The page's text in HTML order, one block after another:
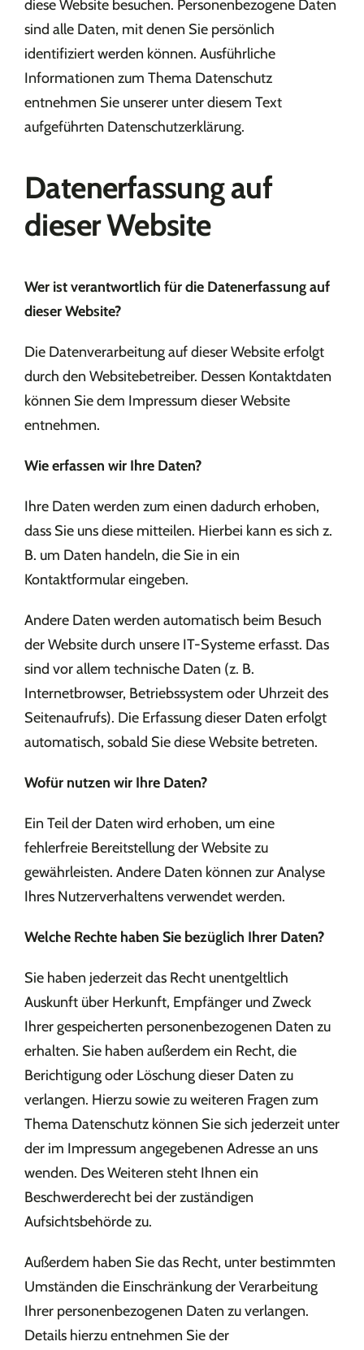
diese Website besuchen. Personenbezogene Daten
sind alle Daten, mit denen Sie persönlich
identifiziert werden können. Ausführliche
Informationen zum Thema Datenschutz
entnehmen Sie unserer unter diesem Text
aufgeführten Datenschutzerklärung.
Datenerfassung auf
dieser Website
Wer ist verantwortlich für die Datenerfassung auf
dieser Website?
Die Datenverarbeitung auf dieser Website erfolgt
durch den Websitebetreiber. Dessen Kontaktdaten
können Sie dem Impressum dieser Website
entnehmen.
Wie erfassen wir Ihre Daten?
Ihre Daten werden zum einen dadurch erhoben,
dass Sie uns diese mitteilen. Hierbei kann es sich z.
B. um Daten handeln, die Sie in ein
Kontaktformular eingeben.
Andere Daten werden automatisch beim Besuch
der Website durch unsere IT-Systeme erfasst. Das
sind vor allem technische Daten (z. B.
Internetbrowser, Betriebssystem oder Uhrzeit des
Seitenaufrufs). Die Erfassung dieser Daten erfolgt
automatisch, sobald Sie diese Website betreten.
Wofür nutzen wir Ihre Daten?
Ein Teil der Daten wird erhoben, um eine
fehlerfreie Bereitstellung der Website zu
gewährleisten. Andere Daten können zur Analyse
Ihres Nutzerverhaltens verwendet werden.
Welche Rechte haben Sie bezüglich Ihrer Daten?
Sie haben jederzeit das Recht unentgeltlich
Auskunft über Herkunft, Empfänger und Zweck
Ihrer gespeicherten personenbezogenen Daten zu
erhalten. Sie haben außerdem ein Recht, die
Berichtigung oder Löschung dieser Daten zu
verlangen. Hierzu sowie zu weiteren Fragen zum
Thema Datenschutz können Sie sich jederzeit unter
der im Impressum angegebenen Adresse an uns
wenden. Des Weiteren steht Ihnen ein
Beschwerderecht bei der zuständigen
Aufsichtsbehörde zu.
Außerdem haben Sie das Recht, unter bestimmten
Umständen die Einschränkung der Verarbeitung
Ihrer personenbezogenen Daten zu verlangen.
Details hierzu entnehmen Sie der